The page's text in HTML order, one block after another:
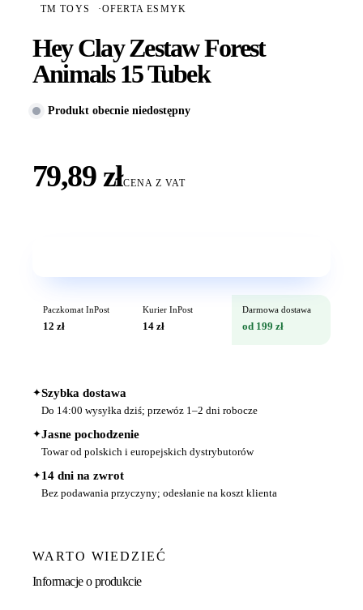
TM TOYS ·OFERTA ESMYK
Hey Clay Zestaw Forest
Animals 15 Tubek
Produkt obecnie niedostępny
79,89 złCENA Z VAT
Paczkomat InPost
12 zł
Kurier InPost
14 zł
Darmowa dostawa
od 199 zł
✦Szybka dostawa
Do 14:00 wysyłka dziś; przewóz 1–2 dni robocze
✦Jasne pochodzenie
Towar od polskich i europejskich dystrybutorów
✦14 dni na zwrot
Bez podawania przyczyny; odesłanie na koszt klienta
WARTO WIEDZIEĆ
Informacje o produkcie